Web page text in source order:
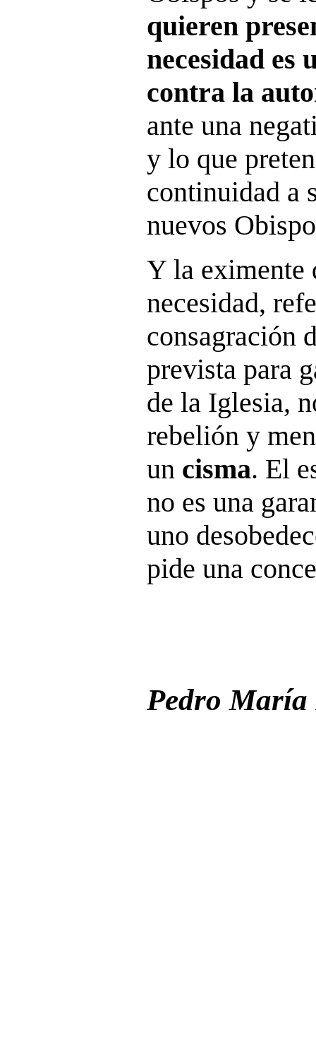
quieren
necesidad es
contra la
ante una
y lo que
continuidad a
nuevos
Y la eximente
necesidad,
consagración
prevista para
de la Iglesia,
rebelión y
un cisma. El
no es una
uno
pide una
Pedro María